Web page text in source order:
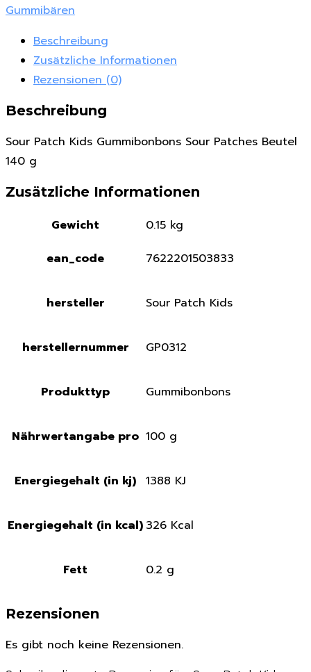
Gummibären
Beschreibung
Zusätzliche Informationen
Rezensionen (0)
Beschreibung
Sour Patch Kids Gummibonbons Sour Patches Beutel
140 g
Zusätzliche Informationen
Gewicht
0.15 kg
ean_code
7622201503833
hersteller Sour Patch Kids
herstellernummer GP0312
Produkttyp Gummibonbons
Nährwertangabe pro 100 g
Energiegehalt (in kj) 1388 KJ
Energiegehalt (in kcal) 326 Kcal
Fett 0.2 g
Rezensionen
Es gibt noch keine Rezensionen.